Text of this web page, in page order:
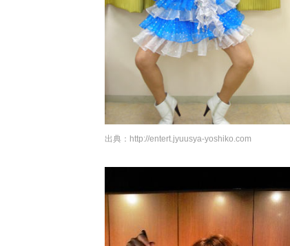
出典： http://entert.jyuusya-yoshiko.com